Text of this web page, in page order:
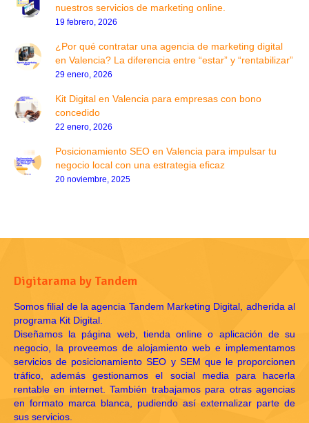
nuestros servicios de marketing online.
19 febrero, 2026
¿Por qué contratar una agencia de marketing digital
en Valencia? La diferencia entre “estar” y “rentabilizar”
29 enero, 2026
Kit Digital en Valencia para empresas con bono
concedido
22 enero, 2026
Posicionamiento SEO en Valencia para impulsar tu
negocio local con una estrategia eficaz
20 noviembre, 2025
Digitarama by Tandem
Somos filial de la agencia Tandem Marketing Digital, adherida al
programa Kit Digital.
Diseñamos la página web, tienda online o aplicación de su
negocio, la proveemos de alojamiento web e implementamos
servicios de posicionamiento SEO y SEM que le proporcionen
tráfico, además gestionamos el social media para hacerla
rentable en internet. También trabajamos para otras agencias
en formato marca blanca, pudiendo así externalizar parte de
sus servicios.